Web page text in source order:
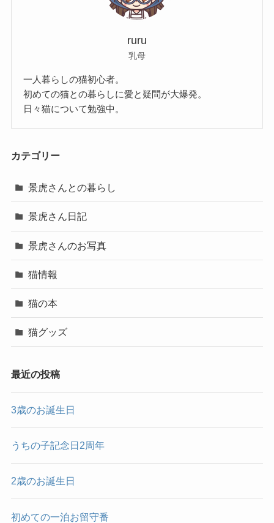
ruru
乳母
一人暮らしの猫初心者。
初めての猫との暮らしに愛と疑問が大爆発。
日々猫について勉強中。
カテゴリー
景虎さんとの暮らし
景虎さん日記
景虎さんのお写真
猫情報
猫の本
猫グッズ
最近の投稿
3歳のお誕生日
うちの子記念日2周年
2歳のお誕生日
初めての一泊お留守番